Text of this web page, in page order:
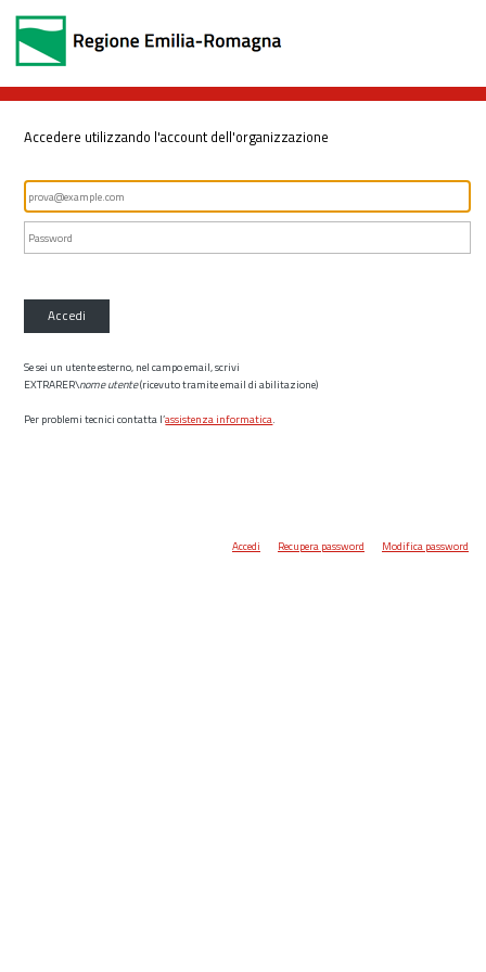
Accedere utilizzando l'account dell'organizzazione
Accedi
Se sei un utente esterno, nel campo email, scrivi
EXTRARER\nome utente(ricevuto tramite email di abilitazione)
Per problemi tecnici contatta l’assistenza informatica.
Accedi Recupera password Modifica password